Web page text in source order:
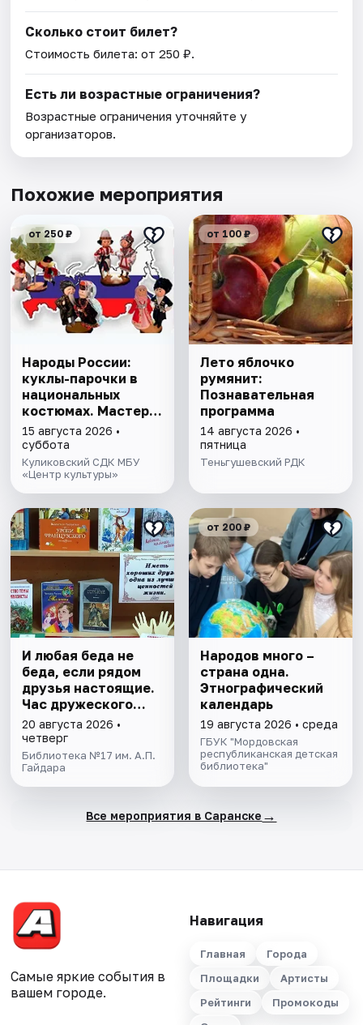
Сколько стоит билет?
Стоимость билета: от 250 ₽.
Есть ли возрастные ограничения?
Возрастные ограничения уточняйте у
организаторов.
Похожие мероприятия
от 250 ₽
Народы России:
куклы-парочки в
национальных
костюмах. Мастер-
класс
15 августа 2026 •
суббота
Куликовский СДК МБУ
«Центр культуры»
от 100 ₽
Лето яблочко
румянит:
Познавательная
программа
14 августа 2026 •
пятница
Теньгушевский РДК
И любая беда не
беда, если рядом
друзья настоящие.
Час дружеского
общения
20 августа 2026 •
четверг
Библиотека №17 им. А.П.
Гайдара
от 200 ₽
Народов много –
страна одна.
Этнографический
календарь
19 августа 2026 • среда
ГБУК "Мордовская
республиканская детская
библиотека"
Все мероприятия в Саранске →
Самые яркие события в
вашем городе.
Навигация
Главная
Города
Площадки
Артисты
Рейтинги
Промокоды